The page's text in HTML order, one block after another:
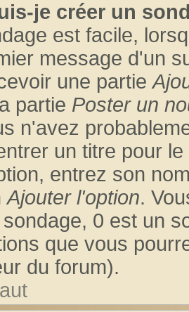
je créer un
est facile,
message d'un
une partie
partie Poster un
n'avez
un titre pour
entrez son
Ajouter l'option.
0 est un
que vous
du forum).